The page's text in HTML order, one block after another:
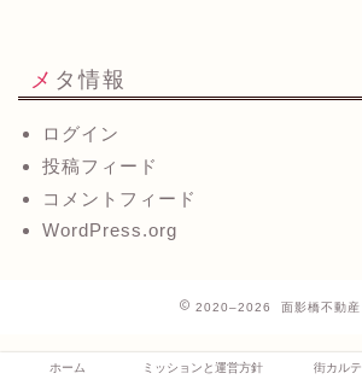
メタ情報
ログイン
投稿フィード
コメントフィード
WordPress.org
2020–2026 面影橋不動産
ホーム ミッションと運営方針 街カルテ